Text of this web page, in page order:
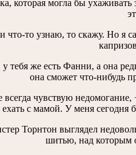
которая могла бы
что-то узнаю, то скажу. Но я
тебя же есть Фанни, а она
она сможет что-нибудь
всегда чувствую
ехать с мамой. У меня сегодня
Торнтон выглядел
шитью, над которым